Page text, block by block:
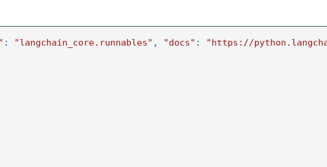
: "langchain_core.runnables" , "docs" :
"https://